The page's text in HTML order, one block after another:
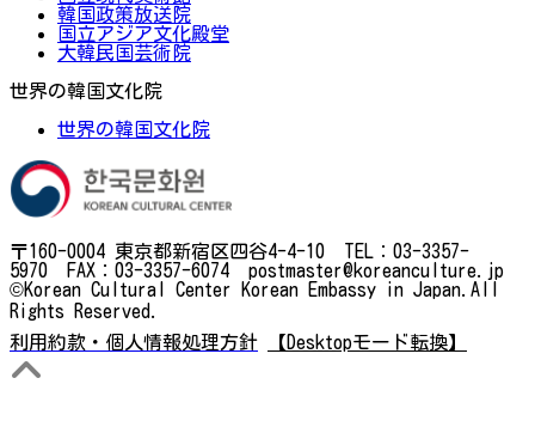
韓国政策放送院
国立アジア文化殿堂
大韓民国芸術院
世界の韓国文化院
世界の韓国文化院
〒160-0004 東京都新宿区四谷4-4-10 TEL：03-3357-
5970 FAX：03-3357-6074 postmaster@koreanculture.jp
©Korean Cultural Center Korean Embassy in Japan.All
Rights Reserved.
利用約款・個人情報処理方針
【Desktopモード転換】